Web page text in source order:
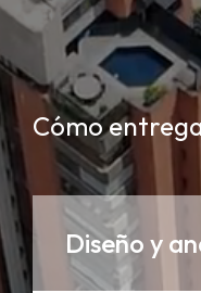
Cómo
Diseño y